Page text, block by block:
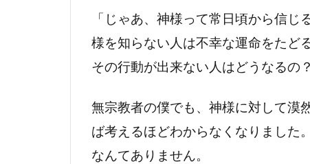
「じゃあ、神様って常日頃から信
様を知らない人は不幸な運命をたど
その行動が出来ない人はどうなるの？
無宗教者の僕でも、神様に対して漠
ば考えるほどわからなくなりました
なんてありません。